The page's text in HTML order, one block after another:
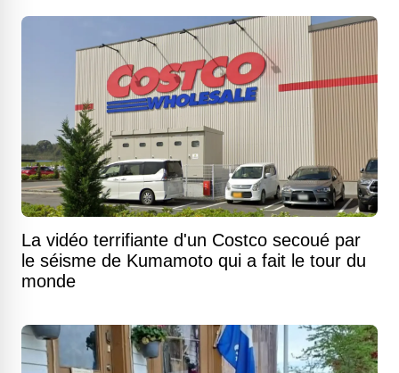
La vidéo terrifiante d'un Costco secoué par
le séisme de Kumamoto qui a fait le tour du
monde